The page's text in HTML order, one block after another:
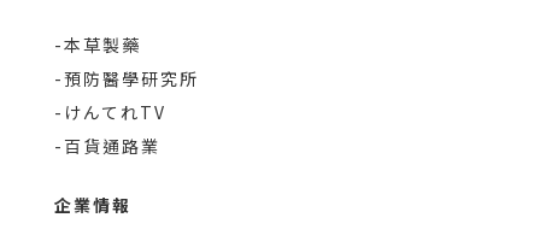
-本草製藥
-預防醫學研究所
-けんてれTV
-百貨通路業
企業情報